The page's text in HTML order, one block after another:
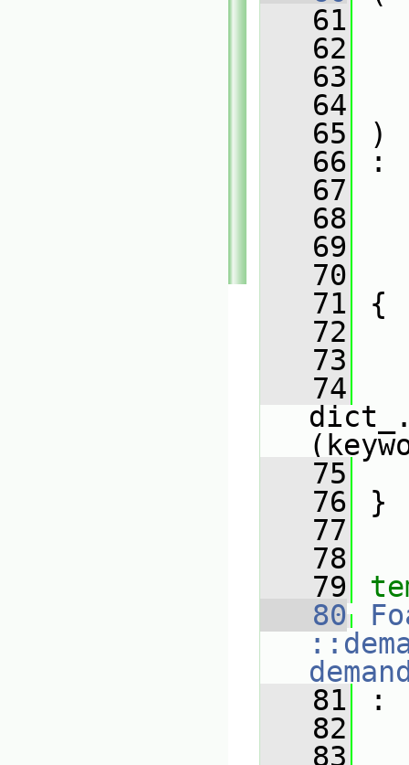
   61
   62
   63
   64
   65
)
   66
:
   67
   68
   69
   70
   71
{
   72
   73
   74
   75
   76
}
   77
   78
   79
   80
   81
:
   82
   83